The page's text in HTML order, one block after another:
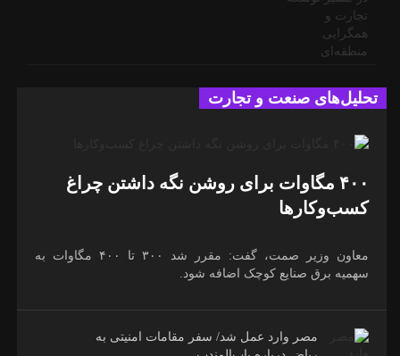
تحلیل‌های صنعت و تجارت
۴۰۰ مگاوات برای روشن نگه داشتن چراغ
کسب‌وکار‌ها
معاون وزیر صمت، گفت: مقرر شد ۳۰۰ تا ۴۰۰ مگاوات به
سهمیه برق صنایع کوچک اضافه شود.
مصر وارد عمل شد/ سفر مقامات امنیتی به